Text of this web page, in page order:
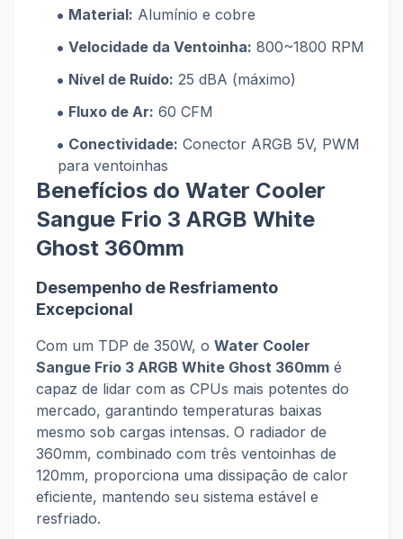
Material: Alumínio e cobre
Velocidade da Ventoinha: 800~1800 RPM
Nível de Ruído: 25 dBA (máximo)
Fluxo de Ar: 60 CFM
Conectividade: Conector ARGB 5V, PWM
para ventoinhas
Benefícios do Water Cooler
Sangue Frio 3 ARGB White
Ghost 360mm
Desempenho de Resfriamento
Excepcional
Com um TDP de 350W, o Water Cooler
Sangue Frio 3 ARGB White Ghost 360mm é
capaz de lidar com as CPUs mais potentes do
mercado, garantindo temperaturas baixas
mesmo sob cargas intensas. O radiador de
360mm, combinado com três ventoinhas de
120mm, proporciona uma dissipação de calor
eficiente, mantendo seu sistema estável e
resfriado.